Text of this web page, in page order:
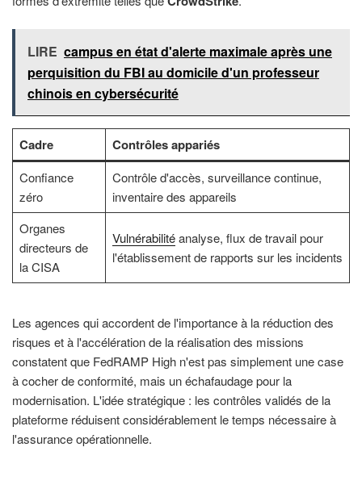
LIRE campus en état d'alerte maximale après une
perquisition du FBI au domicile d'un professeur
chinois en cybersécurité
Cadre Contrôles appariés
Confiance
zéro
Contrôle d'accès, surveillance continue,
inventaire des appareils
Organes
directeurs de
la CISA
Vulnérabilitéanalyse, flux de travail pour
l'établissement de rapports sur les incidents
Les agences qui accordent de l'importance à la réduction des
risques et à l'accélération de la réalisation des missions
constatent que FedRAMP High n'est pas simplement une case
à cocher de conformité, mais un échafaudage pour la
modernisation. L'idée stratégique : les contrôles validés de la
plateforme réduisent considérablement le temps nécessaire à
l'assurance opérationnelle.